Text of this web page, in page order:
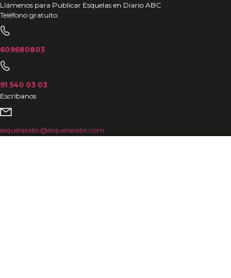
Ir
al
contenido
Llámenos para Publicar Esquelas en Diario ABC
Teléfono gratuito
609680803
91 540 03 03
Escríbanos
esquelasabc@esquelasabc.com